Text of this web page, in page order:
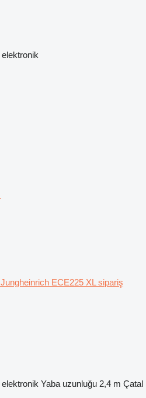
elektronik
Jungheinrich ECE225 XL sipariş
elektronik Yaba uzunluğu 2,4 m Çatal